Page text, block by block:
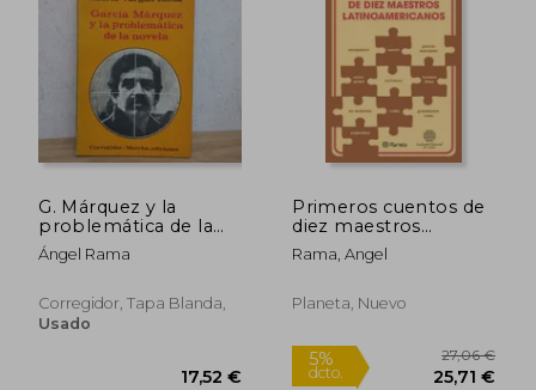
dcto.
5%
dcto.
G. Márquez y la
problemática de la
novela
Ángel Rama
Corregidor, Tapa Blanda,
Usado
Primeros cuentos de
diez maestros
latinoamericanos
Rama, Angel
Planeta, Nuevo